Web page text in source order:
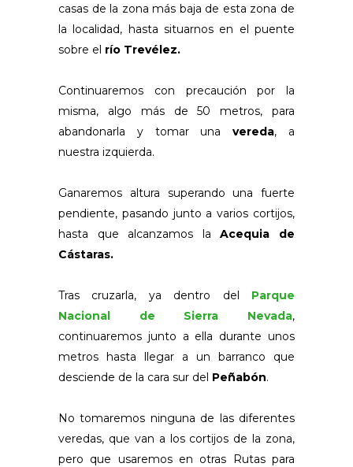
casas de la zona más baja de esta zona de
la localidad, hasta situarnos en el puente
sobre el río Trevélez.
Continuaremos con precaución por la
misma, algo más de 50 metros, para
abandonarla y tomar unavereda, a
nuestra izquierda.
Ganaremos altura superando una fuerte
pendiente, pasando junto a varios cortijos,
hasta que alcanzamos laAcequia de
Cástaras.
Tras cruzarla, ya dentro del Parque
Nacional de Sierra Nevada,
continuaremos junto a ella durante unos
metros hasta llegar a un barranco que
desciende de la cara sur del Peñabón.
No tomaremos ninguna de las diferentes
veredas, que van a los cortijos de la zona,
pero que usaremos en otras Rutas para